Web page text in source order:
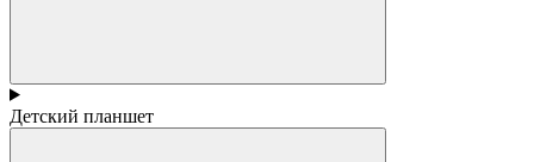
Детский планшет